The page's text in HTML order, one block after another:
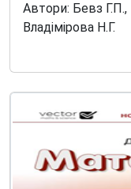
Автори: Бевз Г.П.,
Владімірова Н.Г.